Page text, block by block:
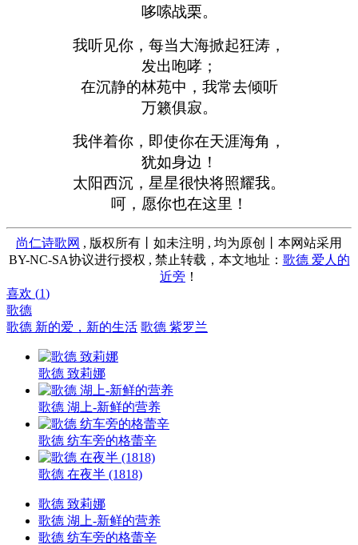
哆嗦战栗。
我听见你，每当大海掀起狂涛，
发出咆哮；
在沉静的林苑中，我常去倾听
万籁俱寂。
我伴着你，即使你在天涯海角，
犹如身边！
太阳西沉，星星很快将照耀我。
呵，愿你也在这里！
尚仁诗歌网 , 版权所有丨如未注明 , 均为原创丨本网站采用
BY-NC-SA协议进行授权 , 禁止转载，本文地址： 歌德 爱人的
近旁 ！
喜欢 (1)
歌德
歌德 新的爱，新的生活 歌德 紫罗兰
歌德 致莉娜
歌德 湖上-新鲜的营养
歌德 纺车旁的格蕾辛
歌德 在夜半 (1818)
歌德 致莉娜
歌德 湖上-新鲜的营养
歌德 纺车旁的格蕾辛